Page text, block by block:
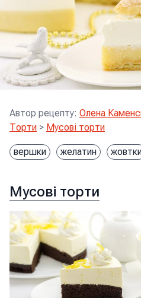
Автор рецепту: Олена
Торти > Мусові торти
вершки желатин
Мусові торти